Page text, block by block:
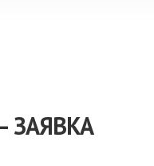
ЗАЯВКА